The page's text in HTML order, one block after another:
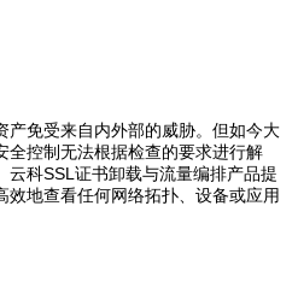
免受来自内外部的威胁。但如今大
全控制无法根据检查的要求进行解
云科SSL证书卸载与流量编排产品提
效地查看任何网络拓扑、设备或应用